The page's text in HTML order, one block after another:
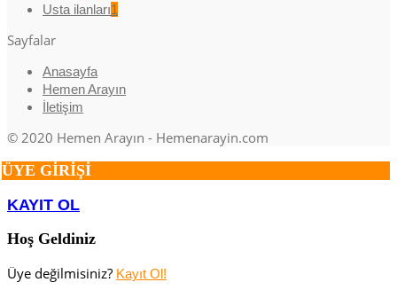
Usta ilanları1
Sayfalar
Anasayfa
Hemen Arayın
İletişim
© 2020 Hemen Arayın - Hemenarayin.com
ÜYE GİRİŞİ
KAYIT OL
Hoş Geldiniz
Üye değilmisiniz? Kayıt Ol!